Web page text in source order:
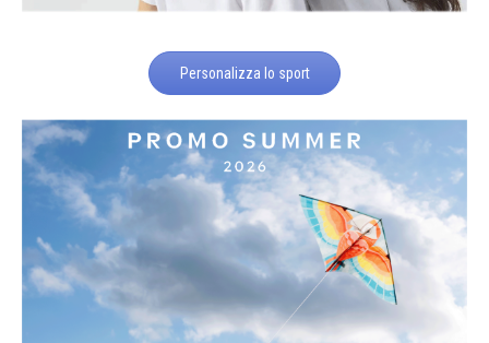
Personalizza lo sport